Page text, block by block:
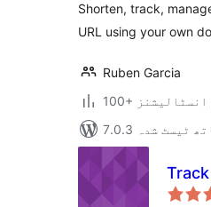
Shorten, track,
URL using your own
Ruben Garcia
انسٹالیشنز
ساتھ ٹیسٹ شدہ